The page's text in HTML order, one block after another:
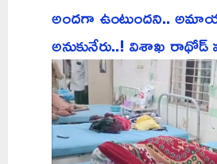
అందగా ఉంటుందని..
అనుకునేరు..! విశాఖ రాథోడ్